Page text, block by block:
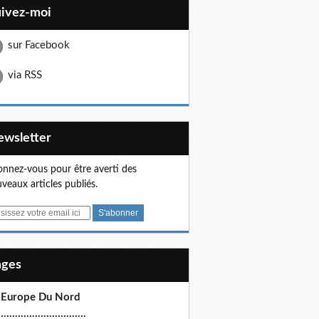
moi
sur Facebook
via RSS
vous pour être averti des
articles publiés.
Du Nord